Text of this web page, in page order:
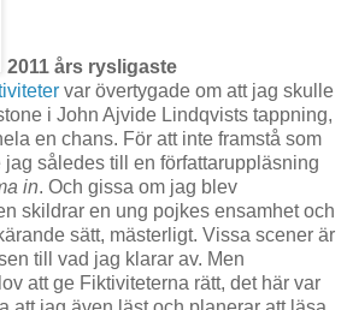
2011 års rysligaste
var övertygade om att jag skulle
i John Ajvide Lindqvists tappning,
en chans. För att inte framstå som
således till en författaruppläsning
in. Och gissa om jag blev
skildrar en ung pojkes ensamhet och
sätt, mästerligt. Vissa scener är
till vad jag klarar av. Men
att ge Fiktiviteterna rätt, det här var